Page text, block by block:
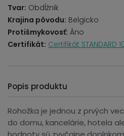
Tvar: Obdĺžnik
Krajina pôvodu: Belgicko
Protišmykovosť: Áno
Certifikát: Certifikát STANDARD
Popis produktu
Rohožka je jednou z prvých
do domu, kancelárie, hotela